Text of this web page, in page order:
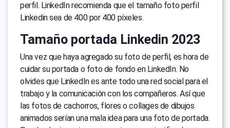
perfil. LinkedIn recomienda que el tamaño foto perfil
Linkedin sea de 400 por 400 píxeles.
Tamaño portada Linkedin 2023
Una vez que haya agregado su foto de perfil, es hora de
cuidar su portada o foto de fondo en LinkedIn. No
olvides que LinkedIn es ante todo una red social para el
trabajo y la comunicación con los compañeros. Así que
las fotos de cachorros, flores o collages de dibujos
animados serían una mala idea para una foto de portada.